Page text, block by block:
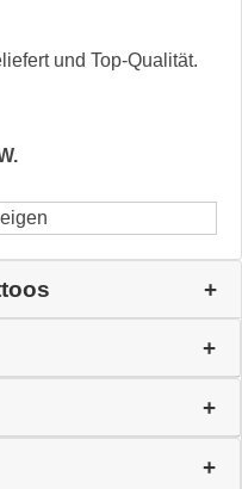
und Top-Qualität.